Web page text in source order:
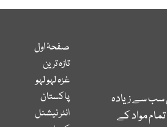
سب سے زیادہ
مواد کے
صفحۂ اول
تازہ ترین
غزہ لہو لہو
پاکستان
انٹر نیشنل